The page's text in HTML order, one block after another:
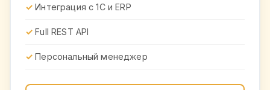
Интеграция с 1С и ERP
Full REST API
Персональный менеджер